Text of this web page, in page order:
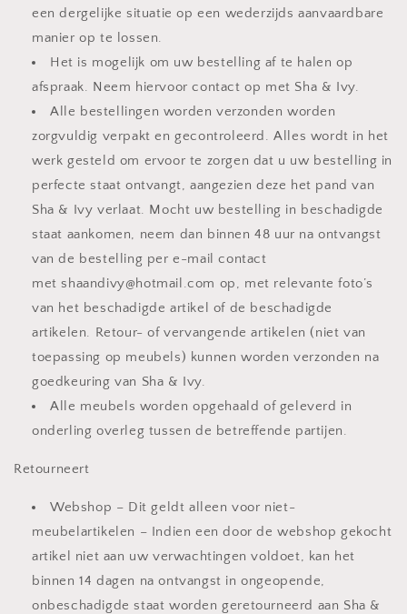
een dergelijke situatie op een wederzijds aanvaardbare
manier op te lossen.
Het is mogelijk om uw bestelling af te halen op
afspraak. Neem hiervoor contact op met Sha & Ivy.
Alle bestellingen worden verzonden worden
zorgvuldig verpakt en gecontroleerd. Alles wordt in het
werk gesteld om ervoor te zorgen dat u uw bestelling in
perfecte staat ontvangt, aangezien deze het pand van
Sha & Ivy verlaat. Mocht uw bestelling in beschadigde
staat aankomen, neem dan binnen 48 uur na ontvangst
van de bestelling per e-mail contact
met shaandivy@hotmail.com op, met relevante foto’s
van het beschadigde artikel of de beschadigde
artikelen. Retour- of vervangende artikelen (niet van
toepassing op meubels) kunnen worden verzonden na
goedkeuring van Sha & Ivy.
Alle meubels worden opgehaald of geleverd in
onderling overleg tussen de betreffende partijen.
Retourneert
Webshop – Dit geldt alleen voor niet-
meubelartikelen – Indien een door de webshop gekocht
artikel niet aan uw verwachtingen voldoet, kan het
binnen 14 dagen na ontvangst in ongeopende,
onbeschadigde staat worden geretourneerd aan Sha &